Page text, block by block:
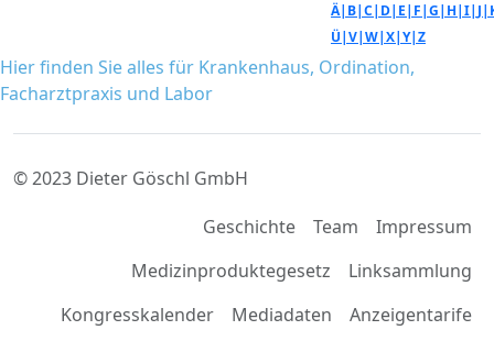
Ä| B|C| D| E| F|G| H|I| J|
Ü|V|W|X|Y|Z
Hier finden Sie alles für Krankenhaus, Ordination,
Facharztpraxis und Labor
© 2023 Dieter Göschl GmbH
Geschichte
Team
Impressum
Medizinproduktegesetz
Linksammlung
Kongresskalender
Mediadaten Anzeigentarife